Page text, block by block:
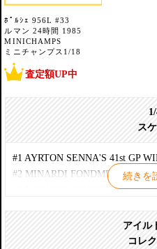
ﾎﾟﾙｼｪ 956L #33
ルマン 24時間 1985
MINICHAMPS
ミニチャンプス1/18
査定額UP中
ス
続きを
#1 AYRTON SENNA'S 41st GP
#2 MINARDI FONDMETAL M02
#3 MINARDI FONDMETAL M02
#5 ARROWS A19 M.SALO
#6 ARROWS 1999 TESTCAR
アイル
コレ